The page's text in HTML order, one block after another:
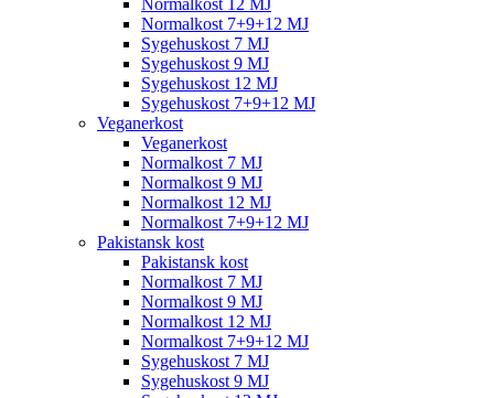
Normalkost 12 MJ
Normalkost 7+9+12 MJ
Sygehuskost 7 MJ
Sygehuskost 9 MJ
Sygehuskost 12 MJ
Sygehuskost 7+9+12 MJ
Veganerkost
Veganerkost
Normalkost 7 MJ
Normalkost 9 MJ
Normalkost 12 MJ
Normalkost 7+9+12 MJ
Pakistansk kost
Pakistansk kost
Normalkost 7 MJ
Normalkost 9 MJ
Normalkost 12 MJ
Normalkost 7+9+12 MJ
Sygehuskost 7 MJ
Sygehuskost 9 MJ